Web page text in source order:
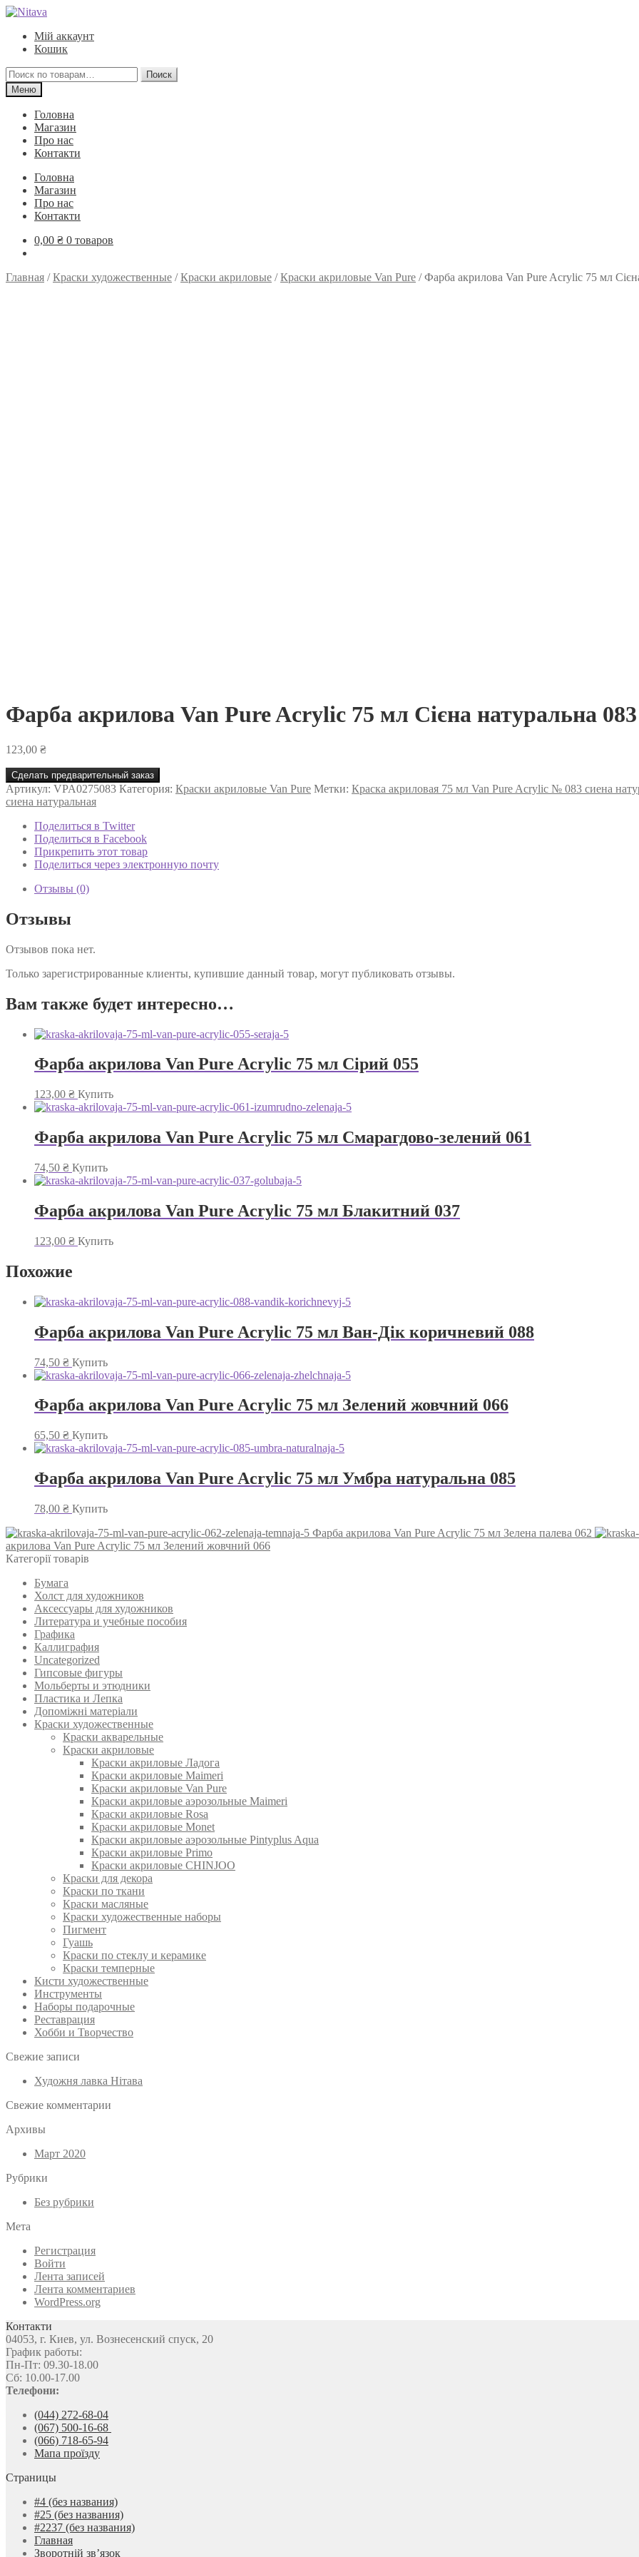
Перейти
навигации
Перейти
содержимому
Мій аккаунт
Кошик
Искать:
Поиск
Меню
Головна
Магазин
Про нас
Контакти
Головна
Магазин
Про нас
Контакти
0,00 ₴ 0 товаров
Главная /Краски художественные /Краски акриловые /Краски акриловые Van Pure /Фарба акрилова Van Pure Acrylic 75 мл
Фарба акрилова Van Pure Acrylic 75 мл Сієна натуральна 083
123,00 ₴
Сделать предварительный заказ
Артикул: VPA0275083 Категория: Краски акриловые Van Pure Метки: Краска акриловая 75 мл Van Pure Acrylic № 083 сиена
сиена натуральная
Поделиться в Twitter
Поделиться в Facebook
Прикрепить этот товар
Поделиться через электронную почту
Отзывы (0)
Отзывы
Отзывов пока нет.
Только зарегистрированные клиенты, купившие данный товар, могут публиковать отзывы.
Вам также будет интересно…
Фарба акрилова Van Pure Acrylic 75 мл Сірий 055
123,00 ₴ Купить
Фарба акрилова Van Pure Acrylic 75 мл Смарагдово-зелений 061
74,50 ₴ Купить
Фарба акрилова Van Pure Acrylic 75 мл Блакитний 037
123,00 ₴ Купить
Похожие
Фарба акрилова Van Pure Acrylic 75 мл Ван-Дік коричневий 088
74,50 ₴ Купить
Фарба акрилова Van Pure Acrylic 75 мл Зелений жовчний 066
65,50 ₴ Купить
Фарба акрилова Van Pure Acrylic 75 мл Умбра натуральна 085
78,00 ₴ Купить
Фарба акрилова Van Pure Acrylic 75 мл Зелена палева 062
акрилова Van Pure Acrylic 75 мл Зелений жовчний 066
Категорії товарів
Бумага
Холст для художников
Аксессуары для художников
Литература и учебные пособия
Графика
Каллиграфия
Uncategorized
Гипсовые фигуры
Мольберты и этюдники
Пластика и Лепка
Допоміжні матеріали
Краски художественные
Краски акварельные
Краски акриловые
Краски акриловые Ладога
Краски акриловые Maimeri
Краски акриловые Van Pure
Краски акриловые аэрозольные Maimeri
Краски акриловые Rosa
Краски акриловые Monet
Краски акриловые аэрозольные Pintyplus Aqua
Краски акриловые Primo
Краски акриловые CHINJOO
Краски для декора
Краски по ткани
Краски масляные
Краски художественные наборы
Пигмент
Гуашь
Краски по стеклу и керамике
Краски темперные
Кисти художественные
Инструменты
Наборы подарочные
Реставрация
Хобби и Творчество
Свежие записи
Художня лавка Нітава
Свежие комментарии
Архивы
Март 2020
Рубрики
Без рубрики
Мета
Регистрация
Войти
Лента записей
Лента комментариев
WordPress.org
Контакти
04053, г. Киев, ул. Вознесенский спуск, 20
График работы:
Пн-Пт: 09.30-18.00
Сб: 10.00-17.00
Телефони:
(044) 272-68-04
(067) 500-16-68
(066) 718-65-94
Мапа проїзду
Страницы
#4 (без названия)
#25 (без названия)
#2237 (без названия)
Главная
Зворотній зв’язок